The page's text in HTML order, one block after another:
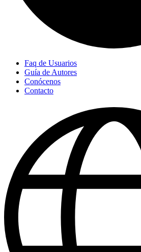
Faq de Usuarios
Guía de Autores
Conócenos
Contacto